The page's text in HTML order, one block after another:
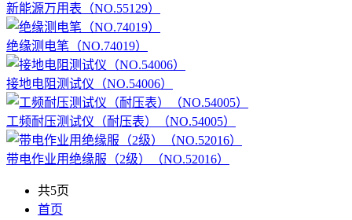
新能源万用表（NO.55129）
绝缘测电笔（NO.74019）
接地电阻测试仪（NO.54006）
工频耐压测试仪（耐压表）（NO.54005）
带电作业用绝缘服（2级）（NO.52016）
共5页
首页